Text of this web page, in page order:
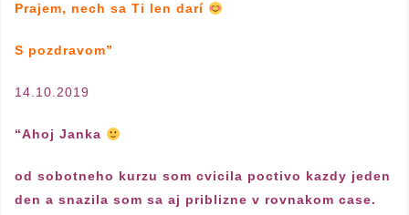
Prajem, nech sa Ti len darí
S pozdravom”
14.10.2019
“Ahoj Janka
od sobotneho kurzu som cvicila poctivo kazdy jeden
den a snazila som sa aj priblizne v rovnakom case.